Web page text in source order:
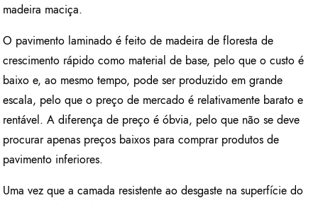
madeira maciça.
O pavimento laminado é feito de madeira de floresta de
crescimento rápido como material de base, pelo que o custo é
baixo e, ao mesmo tempo, pode ser produzido em grande
escala, pelo que o preço de mercado é relativamente barato e
rentável. A diferença de preço é óbvia, pelo que não se deve
procurar apenas preços baixos para comprar produtos de
pavimento inferiores.
Uma vez que a camada resistente ao desgaste na superfície do